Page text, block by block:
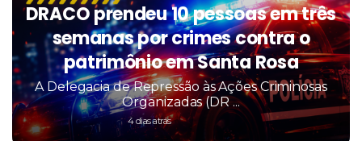
DRACO prendeu 10 pessoas em três
semanas por crimes contra o
patrimônio em Santa Rosa
A Delegacia de Repressão às Ações Criminosas
Organizadas (DR ...
4 dias atrás